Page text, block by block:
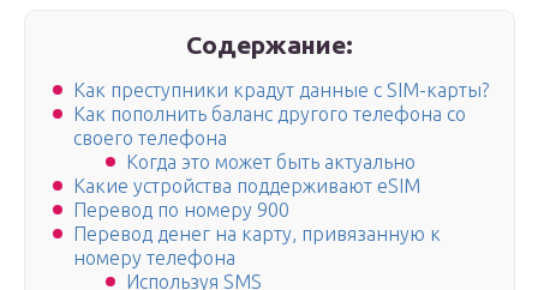
Содержание:
Как преступники крадут данные с SIM-карты?
Как пополнить баланс другого телефона со
своего телефона
Когда это может быть актуально
Какие устройства поддерживают eSIM
Перевод по номеру 900
Перевод денег на карту, привязанную к
номеру телефона
Используя SMS